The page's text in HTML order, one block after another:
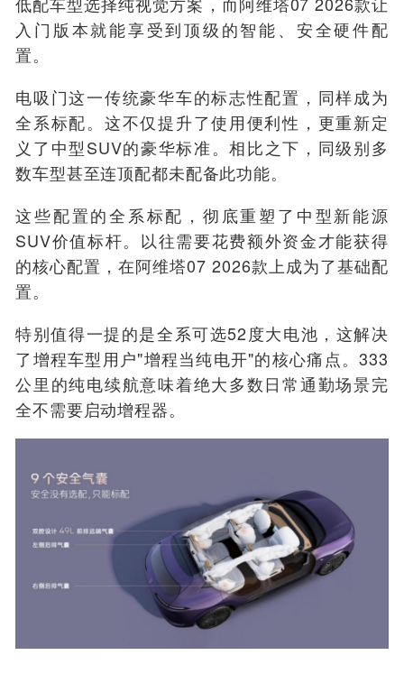
入门版本就能享受到顶级的智能、安全硬件配
置。
电吸门这一传统豪华车的标志性配置，同样成为
全系标配。这不仅提升了使用便利性，更重新定
义了中型SUV的豪华标准。相比之下，同级别多
数车型甚至连顶配都未配备此功能。
这些配置的全系标配，彻底重塑了中型新能源
SUV价值标杆。以往需要花费额外资金才能获得
的核心配置，在阿维塔07 2026款上成为了基础配
置。
特别值得一提的是全系可选52度大电池，这解决
了增程车型用户"增程当纯电开"的核心痛点。333
公里的纯电续航意味着绝大多数日常通勤场景完
全不需要启动增程器。